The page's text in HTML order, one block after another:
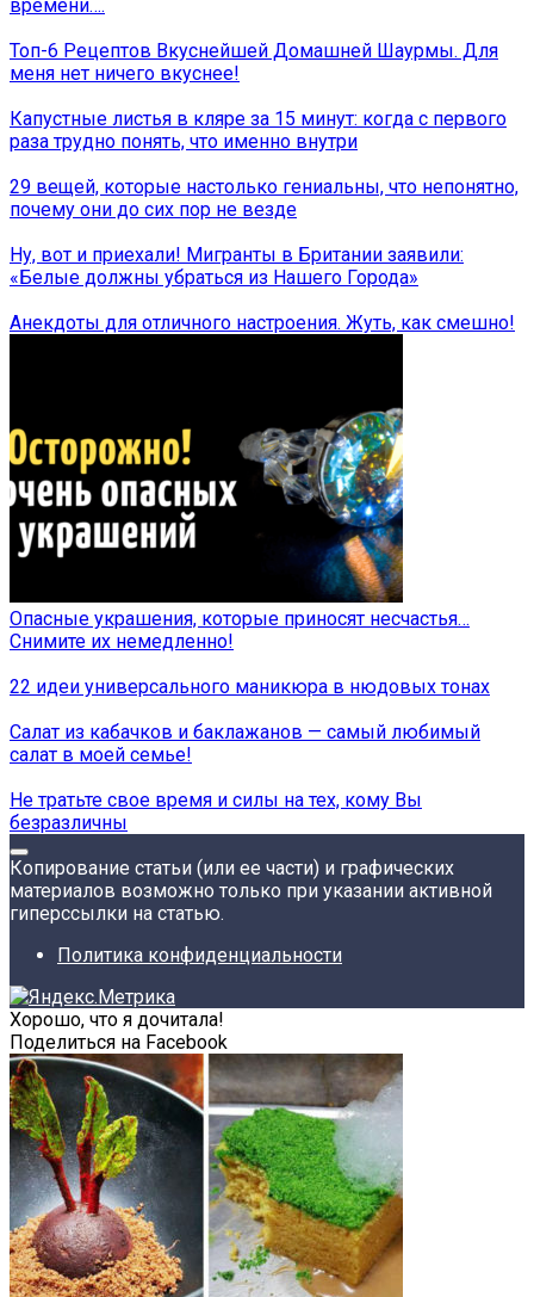
времени….
Топ-6 Рецептов Вкуснейшей Домашней Шаурмы. Для
меня нет ничего вкуснее!
Капустные листья в кляре за 15 минут: когда с первого
раза трудно понять, что именно внутри
29 вещей, которые настолько гениальны, что непонятно,
почему они до сих пор не везде
Ну, вот и приехали! Мигранты в Британии заявили:
«Белые должны убраться из Нашего Города»
Анекдоты для отличного настроения. Жуть, как смешно!
Опасные украшения, которые приносят несчастья…
Снимите их немедленно!
22 идеи универсального маникюра в нюдовых тонах
Салат из кабачков и баклажанов — самый любимый
салат в моей семье!
Не тратьте свое время и силы на тех, кому Вы
безразличны
Копирование статьи (или ее части) и графических
материалов возможно только при указании активной
гиперссылки на статью.
Политика конфиденциальности
Хорошо, что я дочитала!
Поделиться на Facebook